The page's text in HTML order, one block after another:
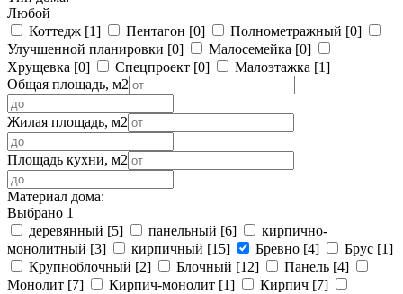
Любой
Коттедж [1] Пентагон [0] Полнометражный [0]
Улучшенной планировки [0] Малосемейка [0]
Хрущевка [0] Спецпроект [0] Малоэтажка [1]
Общая площадь, м2
Жилая площадь, м2
Площадь кухни, м2
Материал дома:
Выбрано 1
деревянный [5] панельный [6]
кирпично-
монолитный [3] кирпичный [15] Бревно [4] Брус [1]
Крупноблочный [2] Блочный [12] Панель [4]
Монолит [7] Кирпич-монолит [1] Кирпич [7]